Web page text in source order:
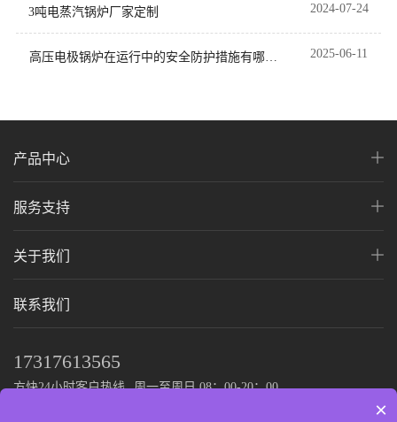
3吨电蒸汽锅炉厂家定制 2024-07-24
高压电极锅炉在运行中的安全防护措施有哪
2025-06-11
产品中心
服务支持
关于我们
联系我们
17317613565
方快24小时客户热线 周一至周日 08：00-20：00
×